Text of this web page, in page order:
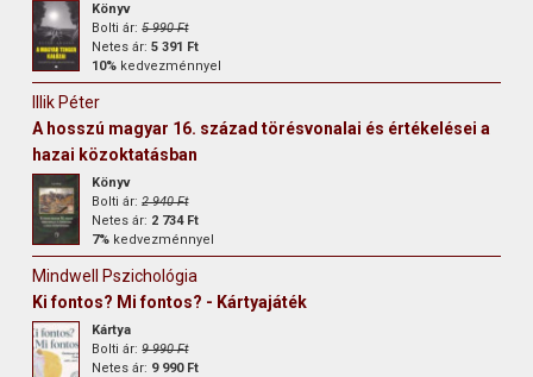
Könyv
Bolti ár:5 990 Ft
Netes ár:5 391 Ft
10% kedvezménnyel
Illik Péter
A hosszú magyar 16. század törésvonalai és értékelései a
hazai közoktatásban
Könyv
Bolti ár:2 940 Ft
Netes ár: 2 734 Ft
7% kedvezménnyel
Mindwell Pszichológia
Ki fontos? Mi fontos? - Kártyajáték
Kártya
Bolti ár:9 990 Ft
Netes ár: 9 990 Ft